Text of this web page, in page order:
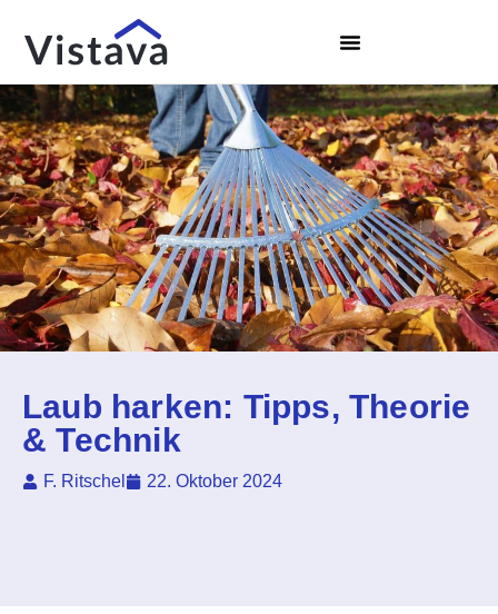
Laub harken: Tipps, Theorie
& Technik
F. Ritschel 22. Oktober 2024